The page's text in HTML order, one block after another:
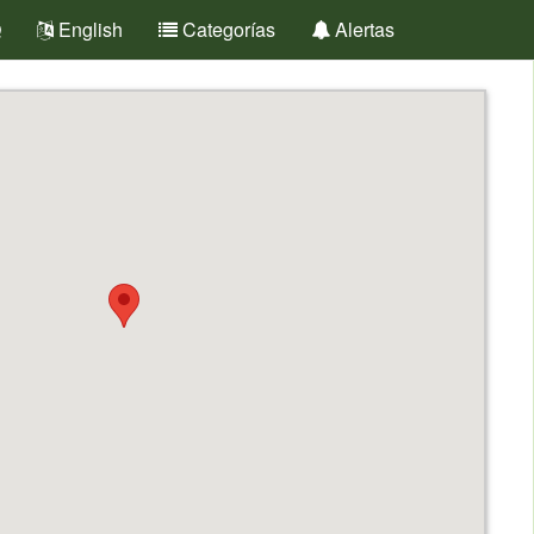
English Categorías Alertas